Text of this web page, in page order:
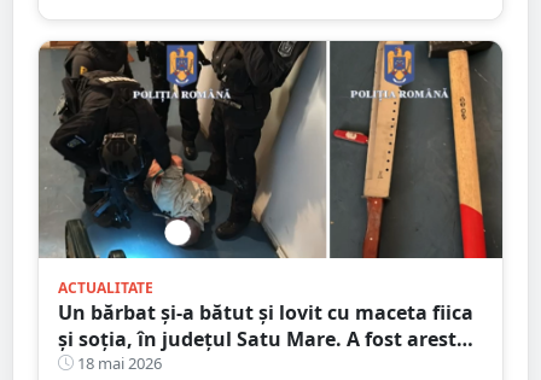
ACTUALITATE
Un bărbat și-a bătut și lovit cu maceta fiica
și soția, în județul Satu Mare. A fost arestat
preventiv
18 mai 2026